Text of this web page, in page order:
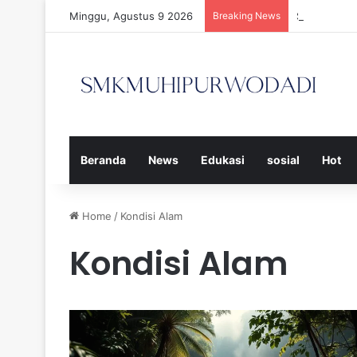
Minggu, Agustus 9 2026 Breaking News Strategi
Beranda News Edukasi sosial Hot
Home / Kondisi Alam
Kondisi Alam